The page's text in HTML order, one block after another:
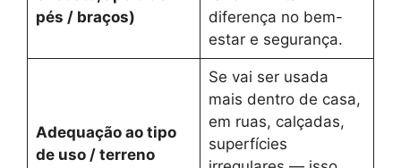
pés / braços)
diferença no bem-
estar e segurança.
Adequação ao tipo
de uso / terreno
Se vai ser usada
mais dentro de casa,
em ruas, calçadas,
superfícies